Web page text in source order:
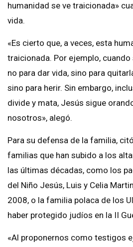
humanidad se ve traicionada»
vida.
«Es cierto que, a veces, esta
traicionada. Por ejemplo,
no para dar vida, sino para
sino para herir. Sin embargo,
divide y mata, Jesús sigue
nosotros», alegó.
Para su defensa de la familia,
familias que han subido a los
las últimas décadas, como los
del Niño Jesús, Luis y Celia
2008, o la familia polaca de los
haber protegido judíos en la II
«Al proponernos como testigos